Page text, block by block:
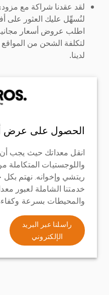
لقد عقدنا شراكة مع
لنُسهِّل عليك العثور على
اطلب عروض أسعار
لتكلفة الشحن من المواقع
لدينا.
الحصول على عرض
انقل معداتك حيث يجب
واللوجستيات المتكاملة
ريتشي وإخوانه. نهتم
خدمتنا الشاملة لعبور
والمحيطات بسرعة
راسلنا عبر البريد
الإلكتروني